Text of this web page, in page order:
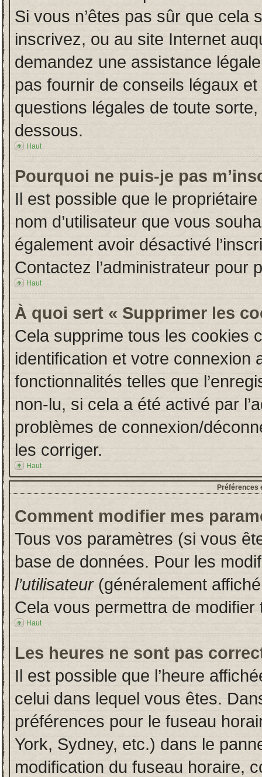
Si vous n’êtes pas sûr que cela
inscrivez, ou au site Internet
demandez une assistance
pas fournir de conseils légaux
questions légales de toute
dessous.
Haut
Pourquoi ne puis-je pas
Il est possible que le
nom d’utilisateur que vous
également avoir désactivé
Contactez l’administrateur pour
Haut
À quoi sert « Supprimer les
Cela supprime tous les cookies
identification et votre connexion
fonctionnalités telles que
non-lu, si cela a été activé par
problèmes de connexion/
les corriger.
Haut
Préférences
Comment modifier mes
Tous vos paramètres (si vous
base de données. Pour les
l’utilisateur(généralement
Cela vous permettra de
Haut
Les heures ne sont pas
Il est possible que l’heure
celui dans lequel vous êtes.
préférences pour le fuseau
York, Sydney, etc.) dans le
modification du fuseau horaire,